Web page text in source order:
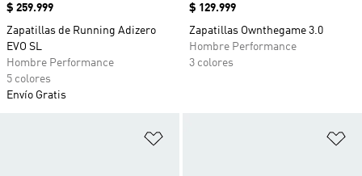
Precio
$ 259.999
Zapatillas de Running Adizero
EVO SL
Hombre Performance
5 colores
Envío Gratis
Precio
$ 129.999
Zapatillas Ownthegame 3.0
Hombre Performance
3 colores